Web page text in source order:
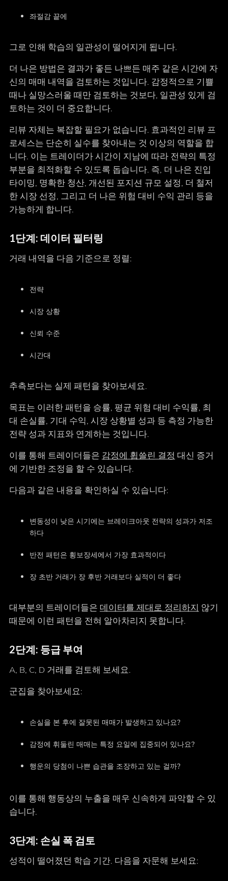
좌절감 끝에
그로 인해 학습의 일관성이 떨어지게 됩니다.
더 나은 방법은 결과가 좋든 나쁘든 매주 같은 시간에 자
신의 매매 내역을 검토하는 것입니다. 감정적으로 기쁠
때나 실망스러울 때만 검토하는 것보다, 일관성 있게 검
토하는 것이 더 중요합니다.
리뷰 자체는 복잡할 필요가 없습니다. 효과적인 리뷰 프
로세스는 단순히 실수를 찾아내는 것 이상의 역할을 합
니다. 이는 트레이더가 시간이 지남에 따라 전략의 특정
부분을 최적화할 수 있도록 돕습니다. 즉, 더 나은 진입
타이밍, 명확한 청산, 개선된 포지션 규모 설정, 더 철저
한 시장 선정, 그리고 더 나은 위험 대비 수익 관리 등을
가능하게 합니다.
1단계: 데이터 필터링
거래 내역을 다음 기준으로 정렬:
전략
시장 상황
신뢰 수준
시간대
추측보다는 실제 패턴을 찾아보세요.
목표는 이러한 패턴을 승률, 평균 위험 대비 수익률, 최
대 손실률, 기대 수익, 시장 상황별 성과 등 측정 가능한
전략 성과 지표와 연계하는 것입니다.
이를 통해 트레이더들은 감정에 휩쓸린 결정 대신 증거
에 기반한 조정을 할 수 있습니다.
다음과 같은 내용을 확인하실 수 있습니다:
변동성이 낮은 시기에는 브레이크아웃 전략의 성과가 저조
하다
반전 패턴은 횡보장세에서 가장 효과적이다
장 초반 거래가 장 후반 거래보다 실적이 더 좋다
대부분의 트레이더들은 데이터를 제대로 정리하지 않기
때문에 이런 패턴을 전혀 알아차리지 못합니다.
2단계: 등급 부여
A, B, C, D 거래를 검토해 보세요.
군집을 찾아보세요:
손실을 본 후에 잘못된 매매가 발생하고 있나요?
감정에 휘둘린 매매는 특정 요일에 집중되어 있나요?
행운의 당첨이 나쁜 습관을 조장하고 있는 걸까?
이를 통해 행동상의 누출을 매우 신속하게 파악할 수 있
습니다.
3단계: 손실 폭 검토
성적이 떨어졌던 학습 기간. 다음을 자문해 보세요: